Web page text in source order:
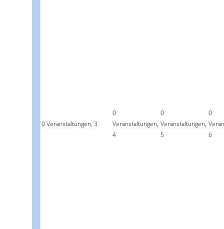
0 Veranstaltungen, 3
0
Veranstaltungen,
4
0
Veranstaltungen,
5
0
6